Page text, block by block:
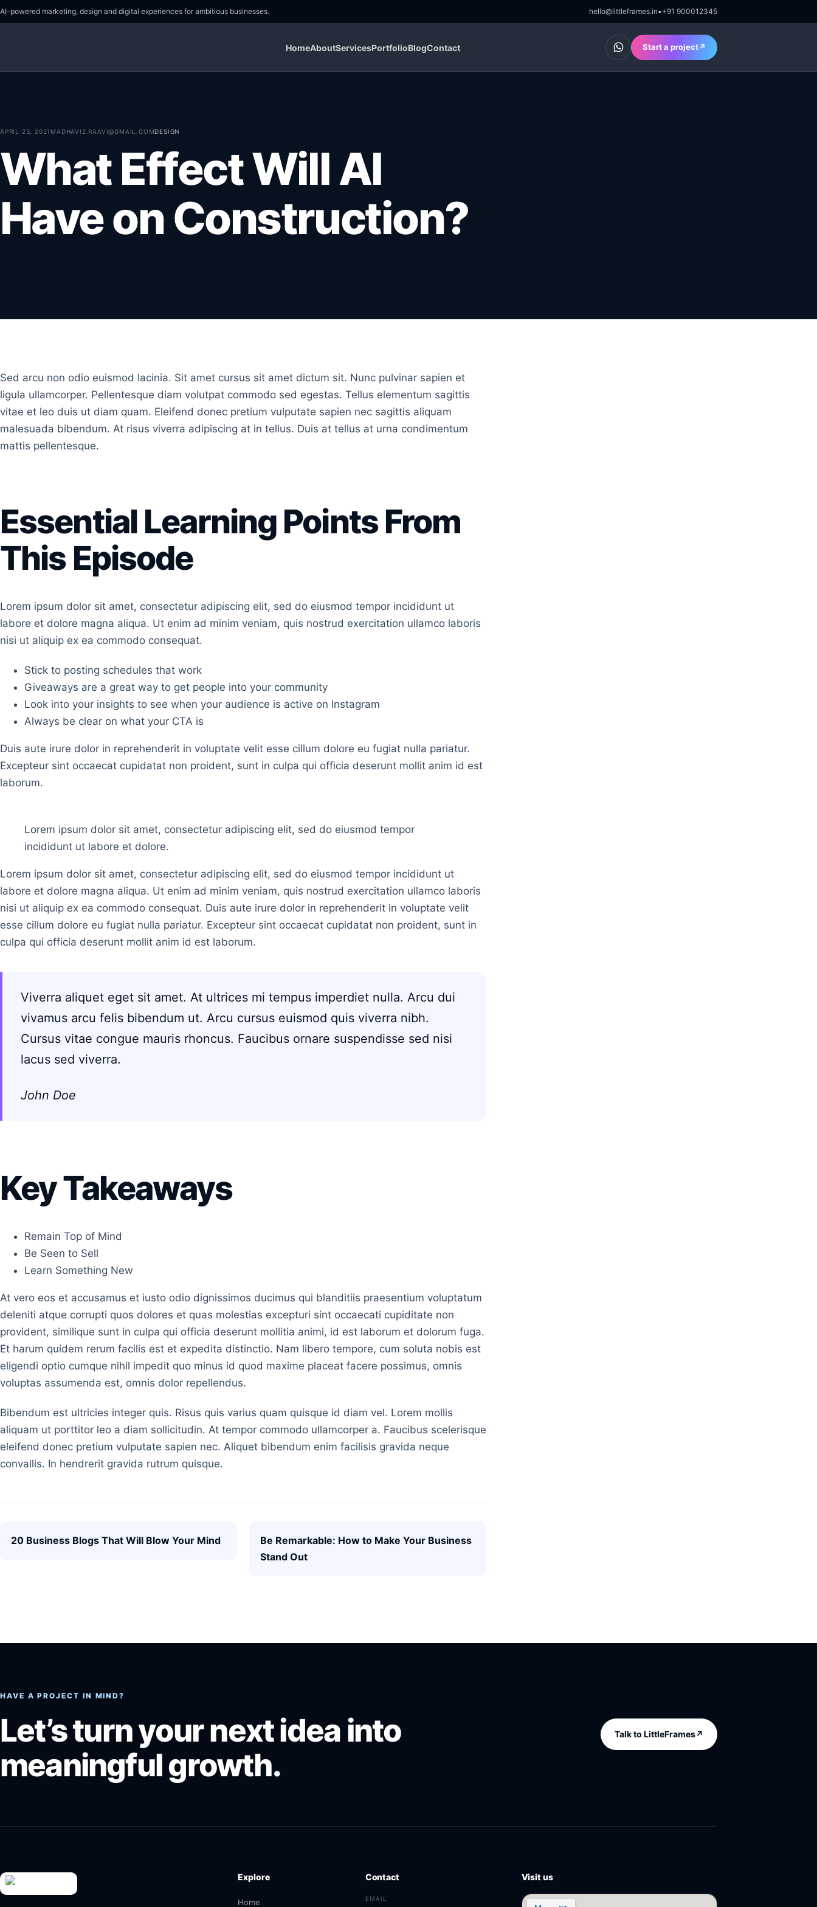
AI-powered marketing, design and digital experiences for ambitious businesses. hello@littleframes.in•+91 900012345
HomeAboutServicesPortfolioBlogContact Chat on WhatsApp
Start a project↗
APRIL 23, 2021 MADHAVI2.RAAVI@GMAIL.COMDESIGN
What Effect Will AI
Have on Construction?
Sed arcu non odio euismod lacinia. Sit amet cursus sit amet dictum sit. Nunc pulvinar sapien et
ligula ullamcorper. Pellentesque diam volutpat commodo sed egestas. Tellus elementum sagittis
vitae et leo duis ut diam quam. Eleifend donec pretium vulputate sapien nec sagittis aliquam
malesuada bibendum. At risus viverra adipiscing at in tellus. Duis at tellus at urna condimentum
mattis pellentesque.
Essential Learning Points From
This Episode
Lorem ipsum dolor sit amet, consectetur adipiscing elit, sed do eiusmod tempor incididunt ut
labore et dolore magna aliqua. Ut enim ad minim veniam, quis nostrud exercitation ullamco laboris
nisi ut aliquip ex ea commodo consequat.
Stick to posting schedules that work
Giveaways are a great way to get people into your community
Look into your insights to see when your audience is active on Instagram
Always be clear on what your CTA is
Duis aute irure dolor in reprehenderit in voluptate velit esse cillum dolore eu fugiat nulla pariatur.
Excepteur sint occaecat cupidatat non proident, sunt in culpa qui officia deserunt mollit anim id est
laborum.
Lorem ipsum dolor sit amet, consectetur adipiscing elit, sed do eiusmod tempor
incididunt ut labore et dolore.
Lorem ipsum dolor sit amet, consectetur adipiscing elit, sed do eiusmod tempor incididunt ut
labore et dolore magna aliqua. Ut enim ad minim veniam, quis nostrud exercitation ullamco laboris
nisi ut aliquip ex ea commodo consequat. Duis aute irure dolor in reprehenderit in voluptate velit
esse cillum dolore eu fugiat nulla pariatur. Excepteur sint occaecat cupidatat non proident, sunt in
culpa qui officia deserunt mollit anim id est laborum.
Viverra aliquet eget sit amet. At ultrices mi tempus imperdiet nulla. Arcu dui
vivamus arcu felis bibendum ut. Arcu cursus euismod quis viverra nibh.
Cursus vitae congue mauris rhoncus. Faucibus ornare suspendisse sed nisi
lacus sed viverra.
John Doe
Key Takeaways
Remain Top of Mind
Be Seen to Sell
Learn Something New
At vero eos et accusamus et iusto odio dignissimos ducimus qui blanditiis praesentium voluptatum
deleniti atque corrupti quos dolores et quas molestias excepturi sint occaecati cupiditate non
provident, similique sunt in culpa qui officia deserunt mollitia animi, id est laborum et dolorum fuga.
Et harum quidem rerum facilis est et expedita distinctio. Nam libero tempore, cum soluta nobis est
eligendi optio cumque nihil impedit quo minus id quod maxime placeat facere possimus, omnis
voluptas assumenda est, omnis dolor repellendus.
Bibendum est ultricies integer quis. Risus quis varius quam quisque id diam vel. Lorem mollis
aliquam ut porttitor leo a diam sollicitudin. At tempor commodo ullamcorper a. Faucibus scelerisque
eleifend donec pretium vulputate sapien nec. Aliquet bibendum enim facilisis gravida neque
convallis. In hendrerit gravida rutrum quisque.
Post navigation
20 Business Blogs That Will Blow Your Mind
Be Remarkable: How to Make Your Business
Stand Out
HAVE A PROJECT IN MIND?
Let’s turn your next idea into
meaningful growth.
Talk to LittleFrames↗
Explore
Home
Contact
EMAIL
Visit us